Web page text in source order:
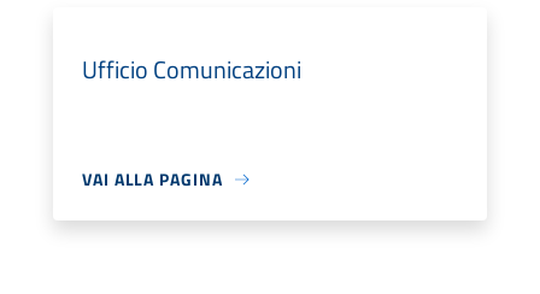
Ufficio Comunicazioni
VAI ALLA PAGINA